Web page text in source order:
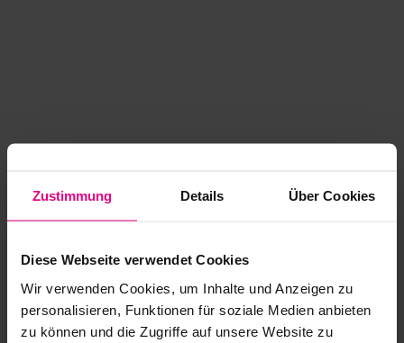
Zustimmung Details Über Cookies
Diese Webseite verwendet Cookies
Wir verwenden Cookies, um Inhalte und Anzeigen zu
personalisieren, Funktionen für soziale Medien anbieten
zu können und die Zugriffe auf unsere Website zu